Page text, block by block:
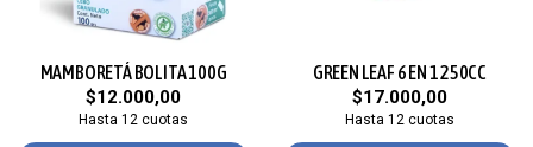
MAMBORETÁ BOLITA 100G
$12.000,00
Hasta 12 cuotas
GREEN LEAF 6 EN 1 250CC
$17.000,00
Hasta 12 cuotas